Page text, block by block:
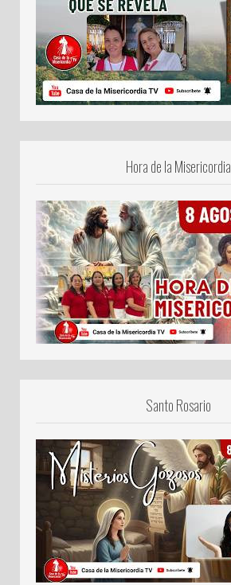
Hora de la Misericordia
Santo Rosario